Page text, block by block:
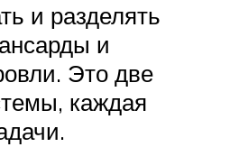
и разделять
и
Это две
каждая